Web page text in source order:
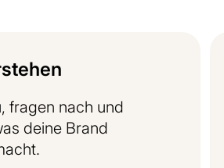
fragen nach und
deine Brand